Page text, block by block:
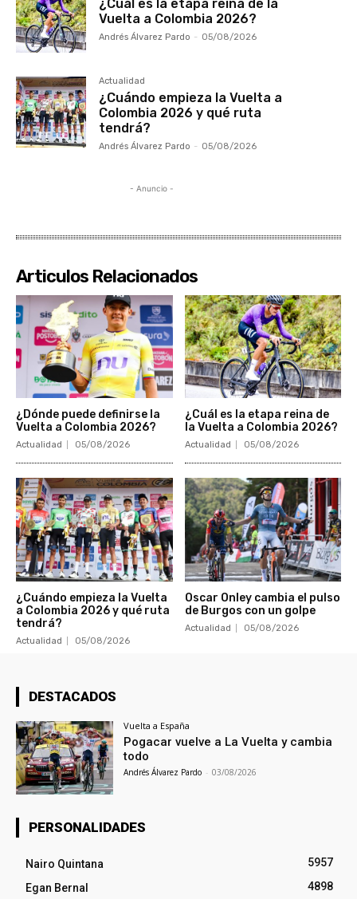
¿Cuál es la etapa reina de la
Vuelta a Colombia 2026?
Andrés Álvarez Pardo - 05/08/2026
Actualidad
¿Cuándo empieza la Vuelta a
Colombia 2026 y qué ruta
tendrá?
Andrés Álvarez Pardo - 05/08/2026
- Anuncio -
Articulos Relacionados
¿Dónde puede definirse la
Vuelta a Colombia 2026?
Actualidad 05/08/2026
¿Cuál es la etapa reina de
la Vuelta a Colombia 2026?
Actualidad 05/08/2026
¿Cuándo empieza la Vuelta
a Colombia 2026 y qué ruta
tendrá?
Actualidad 05/08/2026
Oscar Onley cambia el pulso
de Burgos con un golpe
Actualidad 05/08/2026
DESTACADOS
Vuelta a España
Pogacar vuelve a La Vuelta y cambia
todo
Andrés Álvarez Pardo - 03/08/2026
PERSONALIDADES
Nairo Quintana
5957
Egan Bernal
4898